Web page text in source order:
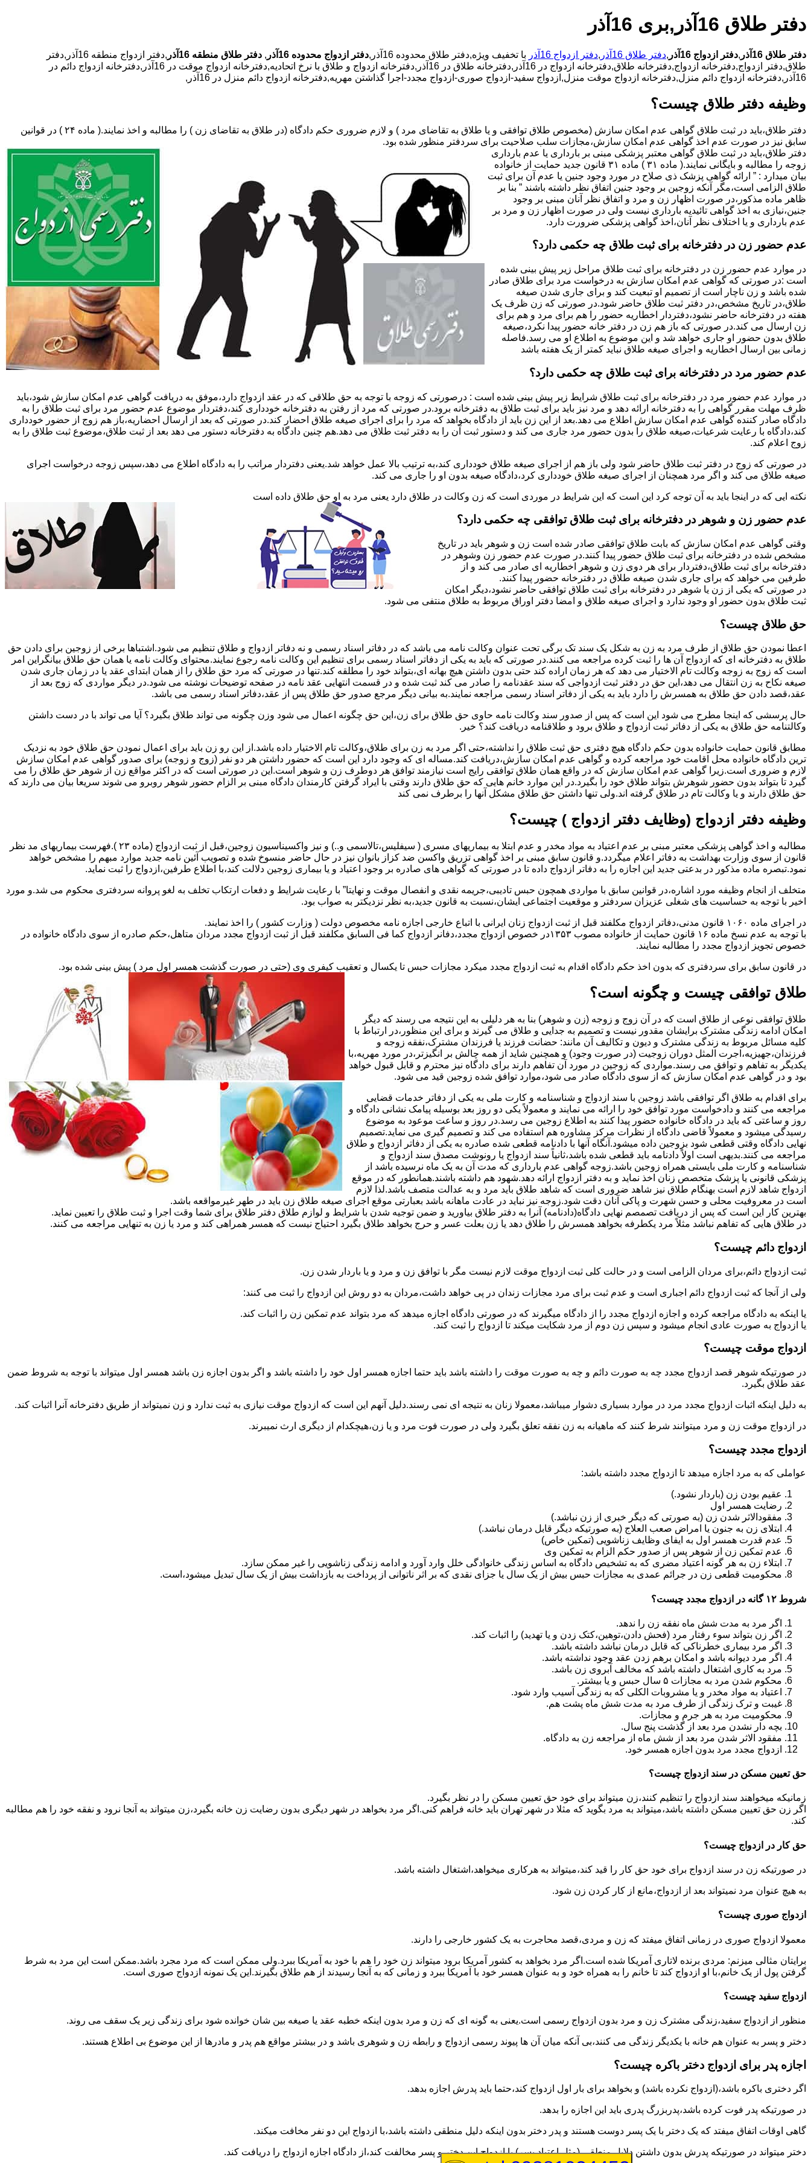
دفتر طلاق 16آذر,بری 16آذر
دفتر طلاق 16آذر ,دفتر ازدواج 16آذر ,دفتر طلاق 16آذر ,دفتر ازدواج 16آذر با تخفیف ویژه,دفتر طلاق محدوده 16آذر, دفتر ازدواج محدوده 16آذر , دفتر طلاق منطقه 16آذر
,دفتر ازدواج منطقه 16آذر,دفتر
طلاق,دفتر ازدواج,دفترخانه ازدواج,دفترخانه طلاق,دفترخانه ازدواج در 16آذر,دفترخانه طلاق در 16آذر,دفترخانه ازدواج و طلاق با نرخ اتحادیه,دفترخانه ازدواج موقت در 16آذر,دفترخانه ازدواج دائم در
16آذر,دفترخانه ازدواج دائم منزل,دفترخانه ازدواج موقت منزل,ازدواج سفید-ازدواج صوری-ازدواج مجدد-اجرا گذاشتن مهریه,دفترخانه ازدواج دائم منزل در 16آذر,
وظیفه دفتر طلاق چیست؟
دفتر طلاق،باید در ثبت طلاق گواهی عدم امکان سازش (مخصوص طلاق توافقی و یا طلاق به تقاضای مرد ) و لازم ضروری حکم دادگاه (در طلاق به تقاضای زن ) را مطالبه و اخذ نمایند.( ماده ۲۴ ) در قوانین
سابق نیز در صورت عدم اخذ گواهی عدم امکان سازش،مجازات سلب صلاحیت برای سردفتر منظور شده بود.
دفتر طلاق،باید در ثبت طلاق گواهی معتبر پزشکی مبنی بر بارداری یا عدم بارداری
زوجه را مطالبه و بایگانی نمایند.( ماده ۳۱ ) ماده ۳۱ قانون جدید حمایت از خانواده
بیان میدارد : ” ارائه گواهی پزشک ذی صلاح در مورد وجود جنین یا عدم آن برای ثبت
طلاق الزامی است،مگر آنکه زوجین بر وجود جنین اتفاق نظر داشته باشند ” بنا بر
ظاهر ماده مذکور،در صورت اظهار زن و مرد و اتفاق نظر آنان مبنی بر وجود
جنین،نیازی به اخذ گواهی تائیدیه بارداری نیست ولی در صورت اظهار زن و مرد بر
عدم بارداری و یا اختلاف نظر آنان،اخذ گواهی پزشکی ضرورت دارد.
عدم حضور زن در دفترخانه برای ثبت طلاق چه حکمی دارد؟
در موارد عدم حضور زن در دفترخانه برای ثبت طلاق مراحل زیر پیش بینی شده
است :در صورتی که گواهی عدم امکان سازش به درخواست مرد برای طلاق صادر
شده باشد و زن ناچار است از تصمیم او تبعیت کند و برای جاری شدن صیغه
طلاق،در تاریخ مشخص،در دفتر ثبت طلاق حاضر شود.در صورتی که زن ظرف یک
هفته در دفترخانه حاضر نشود،دفتردار اخطاریه حضور را هم برای مرد و هم برای
زن ارسال می کند.در صورتی که باز هم زن در دفتر خانه حضور پیدا نکرد،صیغه
طلاق بدون حضور او جاری خواهد شد و این موضوع به اطلاع او می رسد.فاصله
زمانی بین ارسال اخطاریه و اجرای صیغه طلاق نباید کمتر از یک هفته باشد
عدم حضور مرد در دفترخانه برای ثبت طلاق چه حکمی دارد؟
در موارد عدم حضور مرد در دفترخانه برای ثبت طلاق شرایط زیر پیش بینی شده است : درصورتی که زوجه با توجه به حق طلاقی که در عقد ازدواج دارد،موفق به دریافت گواهی عدم امکان سازش شود،باید
ظرف مهلت مقرر گواهی را به دفترخانه ارائه دهد و مرد نیز باید برای ثبت طلاق به دفترخانه برود.در صورتی که مرد از رفتن به دفترخانه خودداری کند،دفتردار موضوع عدم حضور مرد برای ثبت طلاق را به
دادگاه صادر کننده گواهی عدم امکان سازش اطلاع می دهد.بعد از این زن باید از دادگاه بخواهد که مرد را برای اجرای صیغه طلاق احضار کند.در صورتی که بعد از ارسال احضاریه،باز هم زوج از حضور خودداری
کند،دادگاه با رعایت شرعیات،صیغه طلاق را بدون حضور مرد جاری می کند و دستور ثبت آن را به دفتر ثبت طلاق می دهد.هم چنین دادگاه به دفترخانه دستور می دهد بعد از ثبت طلاق،موضوع ثبت طلاق را به
زوج اعلام کند.
در صورتی که زوج در دفتر ثبت طلاق حاضر شود ولی باز هم از اجرای صیغه طلاق خودداری کند،به ترتیب بالا عمل خواهد شد.یعنی دفتردار مراتب را به دادگاه اطلاع می دهد،سپس زوجه درخواست اجرای
صیغه طلاق می کند و اگر مرد همچنان از اجرای صیغه طلاق خودداری کرد،دادگاه صیغه بدون او را جاری می کند.
نکته ایی که در اینجا باید به آن توجه کرد این است که این شرایط در موردی است که زن وکالت در طلاق دارد یعنی مرد به او حق طلاق داده است
عدم حضور زن و شوهر در دفترخانه برای ثبت طلاق توافقی چه حکمی دارد؟
وقتی گواهی عدم امکان سازش که بابت طلاق توافقی صادر شده است زن و شوهر باید در تاریخ
مشخص شده در دفترخانه برای ثبت طلاق حضور پیدا کنند.در صورت عدم حضور زن وشوهر در
دفترخانه برای ثبت طلاق،دفتردار برای هر دوی زن و شوهر اخطاریه ای صادر می کند و از
طرفین می خواهد که برای جاری شدن صیغه طلاق در دفترخانه حضور پیدا کنند.
در صورتی که یکی از زن یا شوهر در دفترخانه برای ثبت طلاق توافقی حاضر نشود،دیگر امکان
ثبت طلاق بدون حضور او وجود ندارد و اجرای صیغه طلاق و امضا دفتر اوراق مربوط به طلاق منتفی می شود.
حق طلاق چیست؟
اعطا نمودن حق طلاق از طرف مرد به زن به شکل یک سند تک برگی تحت عنوان وکالت نامه می باشد که در دفاتر اسناد رسمی و نه دفاتر ازدواج و طلاق تنظیم می شود.اشتباها برخی از زوجین برای دادن حق
طلاق به دفترخانه ای که ازدواج آن ها را ثبت کرده مراجعه می کنند.در صورتی که باید به یکی از دفاتر اسناد رسمی برای تنظیم این وکالت نامه رجوع نمایند.محتوای وکالت نامه یا همان حق طلاق بیانگراین امر
است که زوج به زوجه وکالت تام الاختیار می دهد که هر زمان اراده کند حتی بدون داشتن هیچ بهانه ای،بتواند خود را مطلقه کند.تنها در صورتی که مرد حق طلاق را از همان ابتدای عقد یا در زمان جاری شدن
صیغه نکاح به زن انتقال می دهد،این حق در دفتر ثبت ازدواجی که سند عقدنامه را صادر می کند ثبت شده و در قسمت انتهایی عقد نامه در صفحه توضیحات نوشته می شود.در دیگر مواردی که زوج بعد از
عقد،قصد دادن حق طلاق به همسرش را دارد باید به یکی از دفاتر اسناد رسمی مراجعه نمایند.به بیانی دیگر مرجع صدور حق طلاق پس از عقد،دفاتر اسناد رسمی می باشد.
حال پرسشی که اینجا مطرح می شود این است که پس از صدور سند وکالت نامه حاوی حق طلاق برای زن،این حق چگونه اعمال می شود وزن چگونه می تواند طلاق بگیرد؟ آیا می تواند با در دست داشتن
وکالتنامه حق طلاق به یکی از دفاتر ثبت ازدواج و طلاق برود و طلاقنامه دریافت کند؟ خیر.
مطابق قانون حمایت خانواده بدون حکم دادگاه هیچ دفتری حق ثبت طلاق را نداشته،حتی اگر مرد به زن برای طلاق،وکالت تام الاختیار داده باشد.از این رو زن باید برای اعمال نمودن حق طلاق خود به نزدیک
ترین دادگاه خانواده محل اقامت خود مراجعه کرده و گواهی عدم امکان سازش،دریافت کند.مساله ای که وجود دارد این است که حضور داشتن هر دو نفر (زوج و زوجه) برای صدور گواهی عدم امکان سازش
لازم و ضروری است.زیرا گواهی عدم امکان سازش که در واقع همان طلاق توافقی رایج است نیازمند توافق هر دوطرف زن و شوهر است.این در صورتی است که در اکثر مواقع زن از شوهر حق طلاق را می
گیرد تا بتواند بدون حضور شوهرش بتواند طلاق خود را بگیرد.در این موارد خانم هایی که حق طلاق دارند وقتی با ایراد گرفتن کارمندان دادگاه مبنی بر الزام حضور شوهر روبرو می شوند سریعا بیان می دارند که
حق طلاق دارند و یا وکالت تام در طلاق گرفته اند.ولی تنها داشتن حق طلاق مشکل آنها را برطرف نمی کند
وظیفه دفتر ازدواج (وظایف دفتر ازدواج ) چیست؟
مطالبه و اخذ گواهی پزشکی معتبر مبنی بر عدم اعتیاد به مواد مخدر و عدم ابتلا به بیماریهای مسری ( سیفلیس،تالاسمی و..) و نیز واکسیناسیون زوجین،قبل از ثبت ازدواج (ماده ۲۳ ).فهرست بیماریهای مد نظر
قانون از سوی وزارت بهداشت به دفاتر اعلام میگردد.و قانون سابق مبنی بر اخذ گواهی تزریق واکسن ضد کزاز بانوان نیز در حال حاضر منسوخ شده و تصویب آئین نامه جدید موارد مبهم را مشخص خواهد
نمود.تبصره ماده مذکور در بدعتی جدید این اجازه را به دفاتر ازدواج داده تا در صورتی که گواهی های صادره بر وجود اعتیاد و یا بیماری زوجین دلالت کند،با اطلاع طرفین،ازدواج را ثبت نماید.
متخلف از انجام وظیفه مورد اشاره،در قوانین سابق با مواردی همچون حبس تادیبی،جریمه نقدی و انفصال موقت و نهایتا” با رعایت شرایط و دفعات ارتکاب تخلف به لغو پروانه سردفتری محکوم می شد.و مورد
اخیر با توجه به حساسیت های شغلی عزیزان سردفتر و موقعیت اجتماعی ایشان،نسبت به قانون جدید،به نظر نزدیکتر به صواب بود.
در اجرای ماده ۱۰۶۰ قانون مدنی،دفاتر ازدواج مکلفند قبل از ثبت ازدواج زنان ایرانی با اتباع خارجی اجازه نامه مخصوص دولت ( وزارت کشور ) را اخذ نمایند.
با توجه به عدم نسخ ماده ۱۶ قانون حمایت از خانواده مصوب ۱۳۵۳در خصوص ازدواج مجدد،دفانر ازدواج کما فی السابق مکلفند قبل از ثبت ازدواج مجدد مردان متاهل،حکم صادره از سوی دادگاه خانواده در
خصوص تجویز ازدواج مجدد را مطالبه نمایند.
در قانون سابق برای سردفتری که بدون اخذ حکم دادگاه اقدام به ثبت ازدواج مجدد میکرد مجازات حبس تا یکسال و تعقیب کیفری وی (حتی در صورت گذشت همسر اول مرد ) پیش بینی شده بود.
طلاق توافقی چیست و چگونه است؟
طلاق توافقی نوعی از طلاق است که در آن زوج و زوجه (زن و شوهر) بنا به هر دلیلی به این نتیجه می رسند که دیگر
امکان ادامه زندگی مشترک برایشان مقدور نیست و تصمیم به جدایی و طلاق می گیرند و برای این منظور،در ارتباط با
کلیه مسائل مربوط به زندگی مشترک و دیون و تکالیف آن مانند: حضانت فرزند یا فرزندان مشترک،نفقه زوجه و
فرزندان،جهیزیه،اجرت المثل دوران زوجیت (در صورت وجود) و همچنین شاید از همه چالش بر انگیزتر،در مورد مهریه،با
یکدیگر به تفاهم و توافق می رسند.مواردی که زوجین در مورد آن تفاهم دارند برای دادگاه نیز محترم و قابل قبول خواهد
بود و در گواهی عدم امکان سازش که از سوی دادگاه صادر می شود،موارد توافق شده زوجین قید می شود.
برای اقدام به طلاق اگر توافقی باشد زوجین با سند ازدواج و شناسنامه و کارت ملی به یکی از دفاتر خدمات قضایی
مراجعه می کنند و دادخواست مورد توافق خود را ارائه می نمایند و معمولاً یکی دو روز بعد بوسیله پیامک نشانی دادگاه و
روز و ساعتی که باید در دادگاه خانواده حضور پیدا کنند به اطلاع زوجین می رسد.در روز و ساعت موعود به موضوع
رسیدگی میشود و معمولاً قاضی دادگاه از نظرات مرکز مشاوره هم استفاده می کند و تصمیم گیری می نماید.تصمیم
نهایی دادگاه وقتی قطعی شود بزوجین داده میشود.آنگاه آنها با دادنامه قطعی شده صادره به یکی از دفاتر ازدواج و طلاق
مراجعه می کنند.بدیهی است اولاً دادنامه باید قطعی شده باشد،ثانیاً سند ازدواج یا رونوشت مصدق سند ازدواج و
شناسنامه و کارت ملی بایستی همراه زوجین باشد.زوجه گواهی عدم بارداری که مدت آن به یک ماه نرسیده باشد از
پزشکی قانونی یا پزشک متخصص زنان اخذ نماید و به دفتر ازدواج ارائه دهد.شهود هم داشته باشند.همانطور که در موقع
ازدواج شاهد لازم است بهنگام طلاق نیز شاهد ضروری است که شاهد طلاق باید مرد و به عدالت متصف باشد.لذا لازم
است در معروفیت محلی و حسن شهرت و پاکی آنان دقت شود.زوجه نیز نباید در عادت ماهانه باشد بعبارتی موقع اجرای صیغه طلاق زن باید در طهر غیرمواقعه باشد.
بهترین کار این است که پس از دریافت تصمصم نهایی دادگاه(دادنامه) آنرا به دفتر طلاق بیاورید و ضمن توجیه شدن با شرایط و لوازم طلاق دفتر طلاق برای شما وقت اجرا و ثبت طلاق را تعیین نماید.
در طلاق هایی که تفاهم نباشد مثلاً مرد یکطرفه بخواهد همسرش را طلاق دهد یا زن بعلت عسر و حرج بخواهد طلاق بگیرد احتیاج نیست که همسر همراهی کند و مرد یا زن به تنهایی مراجعه می کنند.
ازدواج دائم چیست؟
ثبت ازدواج دائم،برای مردان الزامی است و در حالت کلی ثبت ازدواج موقت لازم نیست مگر با توافق زن و مرد و یا باردار شدن زن.
ولی از آنجا که ثبت ازدواج دائم اجباری است و عدم ثبت برای مرد مجازات زندان در پی خواهد داشت،مردان به دو روش این ازدواج را ثبت می کنند:
یا اینکه به دادگاه مراجعه کرده و اجازه ازدواج مجدد را از دادگاه میگیرند که در صورتی دادگاه اجازه میدهد که مرد بتواند عدم تمکین زن را اثبات کند.
یا ازدواج به صورت عادی انجام میشود و سپس زن دوم از مرد شکایت میکند تا ازدواج را ثبت کند.
ازدواج موقت چیست؟
در صورتیکه شوهر قصد ازدواج مجدد چه به صورت دائم و چه به صورت موقت را داشته باشد باید حتما اجازه همسر اول خود را داشته باشد و اگر بدون اجازه زن باشد همسر اول میتواند با توجه به شروط ضمن
عقد طلاق بگیرد.
به دلیل اینکه اثبات ازدواج مجدد مرد در موارد بسیاری دشوار میباشد،معمولا زنان به نتیجه ای نمی رسند.دلیل آنهم این است که ازدواج موقت نیازی به ثبت ندارد و زن نمیتواند از طریق دفترخانه آنرا اثبات کند.
در ازدواج موقت زن و مرد میتوانند شرط کنند که ماهیانه به زن نفقه تعلق بگیرد ولی در صورت فوت مرد و یا زن،هیچکدام از دیگری ارث نمیبرند.
ازدواج مجدد چیست؟
عواملی که به مرد اجازه میدهد تا ازدواج مجدد داشته باشد:
عقیم بودن زن (باردار نشود.)
رضایت همسر اول
مفقودالاثر شدن زن (به صورتی که دیگر خبری از زن نباشد.)
ابتلای زن به جنون یا امراض صعب العلاج (به صورتیکه دیگر قابل درمان نباشد.)
عدم قدرت همسر اول به ایفای وظایف زناشویی (تمکین خاص)
عدم تمکین زن از شوهر پس از صدور حکم الزام به تمکین وی
ابتلاء زن به هر گونه اعتیاد مضری که به تشخیص دادگاه به اساس زندگی خانوادگی خلل وارد آورد و ادامه زندگی زناشویی را غیر ممکن سازد.
محکومیت قطعی زن در جرائم عمدی به مجازات حبس بیش از یک سال یا جزای نقدی که بر اثر ناتوانی از پرداخت به بازداشت بیش از یک سال تبدیل می‎شود،است.
شروط ۱۲ گانه در ازدواج مجدد چیست؟
اگر مرد به مدت شش ماه نفقه زن را ندهد.
اگر زن بتواند سوء رفتار مرد (فحش دادن،توهین،کتک زدن و یا تهدید) را اثبات کند.
اگر مرد بیماری خطرناکی که قابل درمان نباشد داشته باشد.
اگر مرد دیوانه باشد و امکان برهم زدن عقد وجود نداشته باشد.
مرد به کاری اشتغال داشته باشد که مخالف آبروی زن باشد.
محکوم شدن مرد به مجازات ۵ سال حبس و یا بیشتر.
اعتیاد به مواد مخدر و یا مشروبات الکلی که به زندگی آسیب وارد شود.
غیبت و ترک زندگی از طرف مرد به مدت شش ماه پشت هم.
محکومیت مرد به هر جرم و مجازات.
بچه دار نشدن مرد بعد از گذشت پنج سال.
مفقود الاثر شدن مرد بعد از شش ماه از مراجعه زن به دادگاه.
ازدواج مجدد مرد بدون اجازه همسر خود.
حق تعیین مسکن در سند ازدواج چیست؟
زمانیکه میخواهند سند ازدواج را تنظیم کنند،زن میتواند برای خود حق تعیین مسکن را در نظر بگیرد.
اگر زن حق تعیین مسکن داشته باشد،میتواند به مرد بگوید که مثلا در شهر تهران باید خانه فراهم کنی.اگر مرد بخواهد در شهر دیگری بدون رضایت زن خانه بگیرد،زن میتواند به آنجا نرود و نفقه خود را هم مطالبه
کند.
حق کار در ازدواج چیست؟
در صورتیکه زن در سند ازدواج برای خود حق کار را قید کند،میتواند به هرکاری میخواهد،اشتغال داشته باشد.
به هیچ عنوان مرد نمیتواند بعد از ازدواج،مانع از کار کردن زن شود.
ازدواج صوری چیست؟
معمولا ازدواج صوری در زمانی اتفاق میفتد که زن و مردی،قصد محاجرت به یک کشور خارجی را دارند.
برایتان مثالی میزنم: مردی برنده لاتاری آمریکا شده است.اگر مرد بخواهد به کشور آمریکا برود میتواند زن خود را هم با خود به آمریکا ببرد.ولی ممکن است که مرد مجرد باشد.ممکن است این مرد به شرط
گرفتن پول از یک خانم،با او ازدواج کند تا خانم را به همراه خود و به عنوان همسر خود با آمریکا ببرد و زمانی که به آنجا رسیدند از هم طلاق بگیرند.این یک نمونه ازدواج صوری است.
ازدواج سفید چیست؟
منظور از ازدواج سفید،زندگی مشترک زن و مرد بدون ازدواج رسمی است.یعنی به گونه ای که زن و مرد بدون اینکه خطبه عقد یا صیغه بین شان خوانده شود برای زندگی زیر یک سقف می روند.
دختر و پسر به عنوان هم خانه با یکدیگر زندگی می کنند،بی آنکه میان آن ها پیوند رسمی ازدواج و رابطه زن و شوهری باشد و در بیشتر مواقع هم پدر و مادرها از این موضوع بی اطلاع هستند.
اجازه پدر برای ازدواج دختر باکره چیست؟
اگر دختری باکره باشد،(ازدواج نکرده باشد) و بخواهد برای بار اول ازدواج کند،حتما باید پدرش اجازه بدهد.
در صورتیکه پدر فوت کرده باشد،پدربزرگ پدری باید این اجازه را بدهد.
گاهی اوقات اتفاق میفتد که یک دختر با یک پسر دوست هستند و پدر دختر بدون اینکه دلیل منطقی داشته باشد،با ازدواج این دو نفر مخافت میکند.
دختر میتواند در صورتیکه پدرش بدون داشتن دلایل منطقی (مثل اعتیاد پسر) با ازدواج این دختر و پسر مخالفت کند،از دادگاه اجازه ازدواج را دریافت کند.